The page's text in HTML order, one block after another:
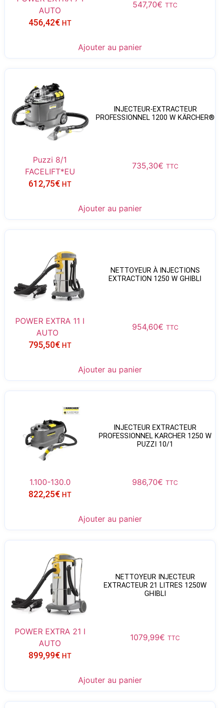
AUTO
547,70€ TTC
456,42€ HT
Ajouter au panier
INJECTEUR-EXTRACTEUR
PROFESSIONNEL 1200 W KÄRCHER®
Puzzi 8/1
FACELIFT*EU
735,30€ TTC
612,75€ HT
Ajouter au panier
NETTOYEUR À INJECTIONS
EXTRACTION 1250 W GHIBLI
POWER EXTRA 11 I
AUTO
954,60€ TTC
795,50€ HT
Ajouter au panier
INJECTEUR EXTRACTEUR
PROFESSIONNEL KARCHER 1250 W
PUZZI 10/1
1.100-130.0 986,70€ TTC
822,25€ HT
Ajouter au panier
NETTOYEUR INJECTEUR
EXTRACTEUR 21 LITRES 1250W
GHIBLI
POWER EXTRA 21 I
AUTO
1079,99€ TTC
899,99€ HT
Ajouter au panier